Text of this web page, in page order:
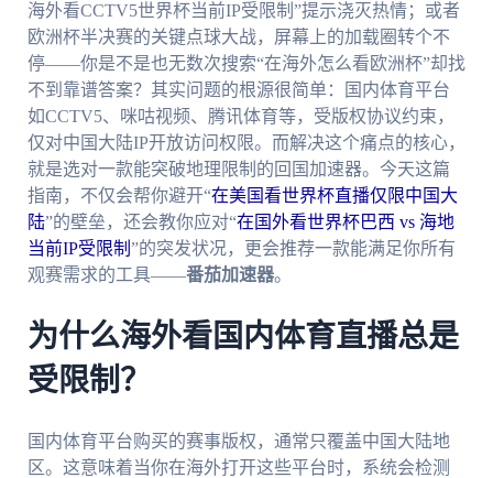
海外看CCTV5世界杯当前IP受限制”提示浇灭热情；或者
欧洲杯半决赛的关键点球大战，屏幕上的加载圈转个不
停——你是不是也无数次搜索“在海外怎么看欧洲杯”却找
不到靠谱答案？其实问题的根源很简单：国内体育平台
如CCTV5、咪咕视频、腾讯体育等，受版权协议约束，
仅对中国大陆IP开放访问权限。而解决这个痛点的核心，
就是选对一款能突破地理限制的回国加速器。今天这篇
指南，不仅会帮你避开“在美国看世界杯直播仅限中国大
陆”的壁垒，还会教你应对“在国外看世界杯巴西 vs 海地
当前IP受限制 ”的突发状况，更会推荐一款能满足你所有
观赛需求的工具——番茄加速器。
为什么海外看国内体育直播总是
受限制？
国内体育平台购买的赛事版权，通常只覆盖中国大陆地
区。这意味着当你在海外打开这些平台时，系统会检测